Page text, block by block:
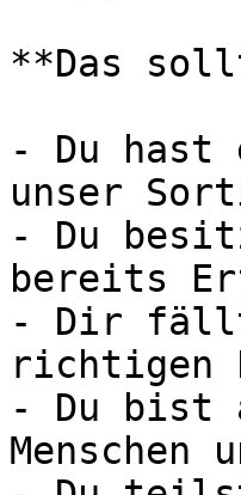
**Das
- Du hast
unser
- Du
bereits
- Dir fällt
richtigen
- Du bist